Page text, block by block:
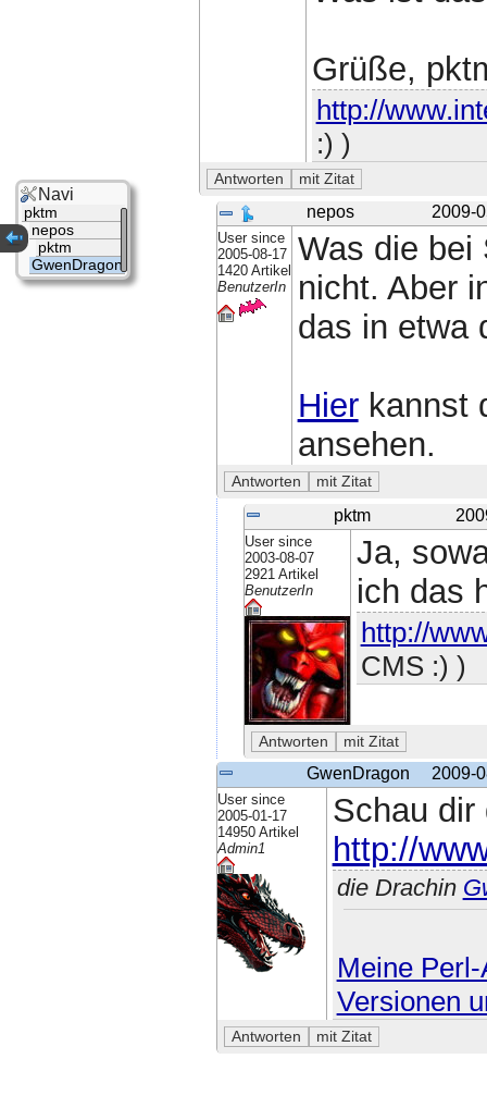
Grüße,
http://
:) )
nepos 2009-
User since
2005-08-17
1420 Artikel
BenutzerIn
Was die bei
nicht. Aber
das in etwa
Hierkannst
ansehen.
pktm
User since
2003-08-07
2921 Artikel
BenutzerIn
Ja,
ich das
http://
CMS :) )
GwenDragon 2009-
User since
2005-01-17
14950 Artikel
Admin1
Schau dir
http://
die Drachin
Meine
Versionen
Navi
pktm
nepos
pktm
GwenDragon